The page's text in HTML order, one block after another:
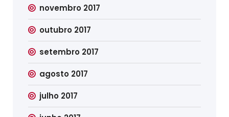
novembro 2017
outubro 2017
setembro 2017
agosto 2017
julho 2017